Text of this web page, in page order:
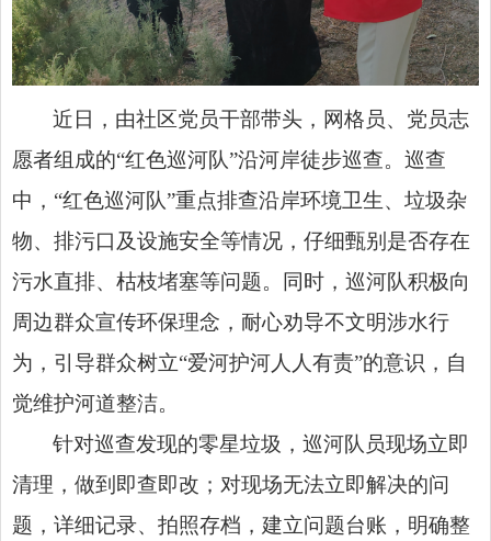
近日，由社区党员干部带头，网格员、党员志
愿者组成的“红色巡河队”沿河岸徒步巡查。巡查
中，“红色巡河队”重点排查沿岸环境卫生、垃圾杂
物、排污口及设施安全等情况，仔细甄别是否存在
污水直排、枯枝堵塞等问题。同时，巡河队积极向
周边群众宣传环保理念，耐心劝导不文明涉水行
为，引导群众树立“爱河护河人人有责”的意识，自
觉维护河道整洁。
针对巡查发现的零星垃圾，巡河队员现场立即
清理，做到即查即改；对现场无法立即解决的问
题，详细记录、拍照存档，建立问题台账，明确整